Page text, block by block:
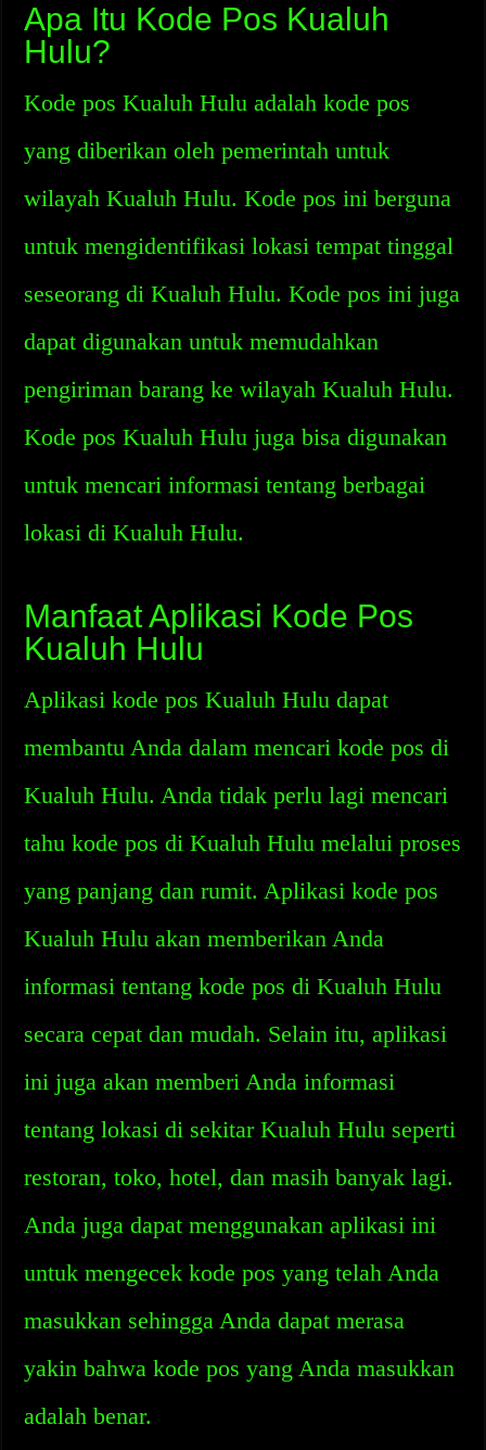
Apa Itu Kode Pos Kualuh
Hulu?
Kode pos Kualuh Hulu adalah kode pos
yang diberikan oleh pemerintah untuk
wilayah Kualuh Hulu. Kode pos ini berguna
untuk mengidentifikasi lokasi tempat tinggal
seseorang di Kualuh Hulu. Kode pos ini juga
dapat digunakan untuk memudahkan
pengiriman barang ke wilayah Kualuh Hulu.
Kode pos Kualuh Hulu juga bisa digunakan
untuk mencari informasi tentang berbagai
lokasi di Kualuh Hulu.
Manfaat Aplikasi Kode Pos
Kualuh Hulu
Aplikasi kode pos Kualuh Hulu dapat
membantu Anda dalam mencari kode pos di
Kualuh Hulu. Anda tidak perlu lagi mencari
tahu kode pos di Kualuh Hulu melalui proses
yang panjang dan rumit. Aplikasi kode pos
Kualuh Hulu akan memberikan Anda
informasi tentang kode pos di Kualuh Hulu
secara cepat dan mudah. Selain itu, aplikasi
ini juga akan memberi Anda informasi
tentang lokasi di sekitar Kualuh Hulu seperti
restoran, toko, hotel, dan masih banyak lagi.
Anda juga dapat menggunakan aplikasi ini
untuk mengecek kode pos yang telah Anda
masukkan sehingga Anda dapat merasa
yakin bahwa kode pos yang Anda masukkan
adalah benar.